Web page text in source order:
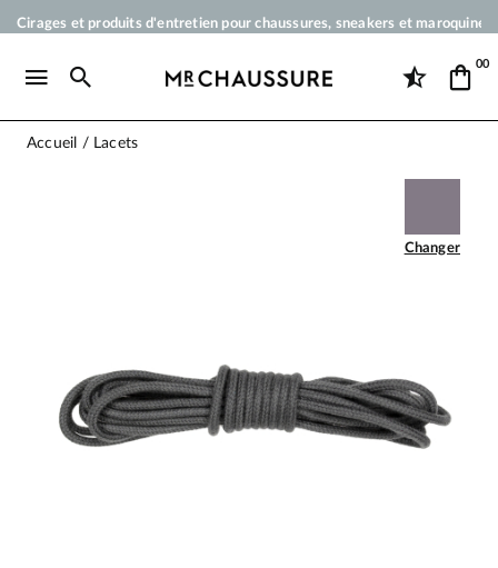
Cirages et produits d'entretien pour chaussures, sneakers et
Paiement en 3x 4x par carte bancaire dès 50 €
00
Accueil Lacets
Changer